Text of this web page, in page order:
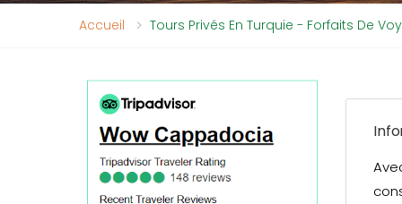
Accueil Tours Privés En Turquie - Forfaits De